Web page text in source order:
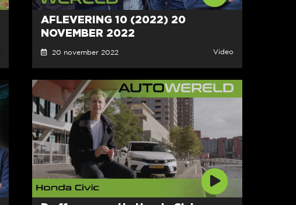
AFLEVERING 10 (2022) 20
NOVEMBER 2022
20 november 2022 Video